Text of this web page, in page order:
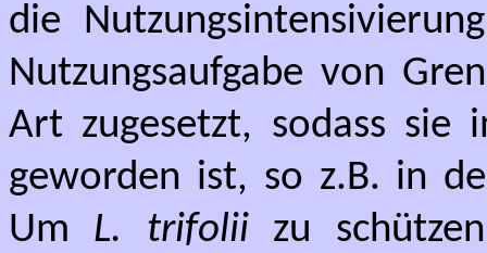
die
Nutzungsaufgabe von
Art zugesetzt, sodass sie
geworden ist, so z.B. in
Um L. trifoliizu